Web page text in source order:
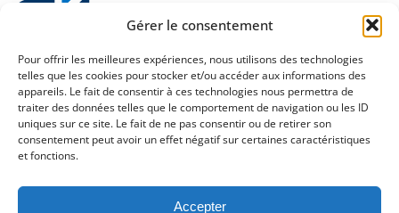
Gérer le consentement
Pour offrir les meilleures expériences, nous utilisons des technologies
telles que les cookies pour stocker et/ou accéder aux informations des
appareils. Le fait de consentir à ces technologies nous permettra de
traiter des données telles que le comportement de navigation ou les ID
uniques sur ce site. Le fait de ne pas consentir ou de retirer son
consentement peut avoir un effet négatif sur certaines caractéristiques
et fonctions.
Accepter
Halles Fleur de Lys
245, rue Soumande, bureau 280